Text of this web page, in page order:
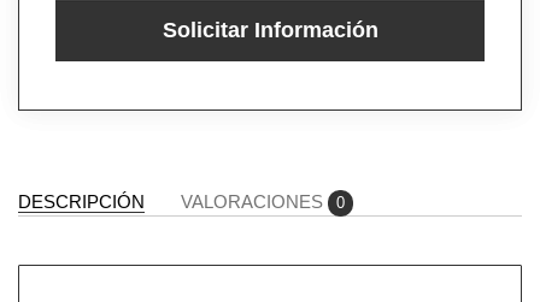
Solicitar Información
DESCRIPCIÓN VALORACIONES 0